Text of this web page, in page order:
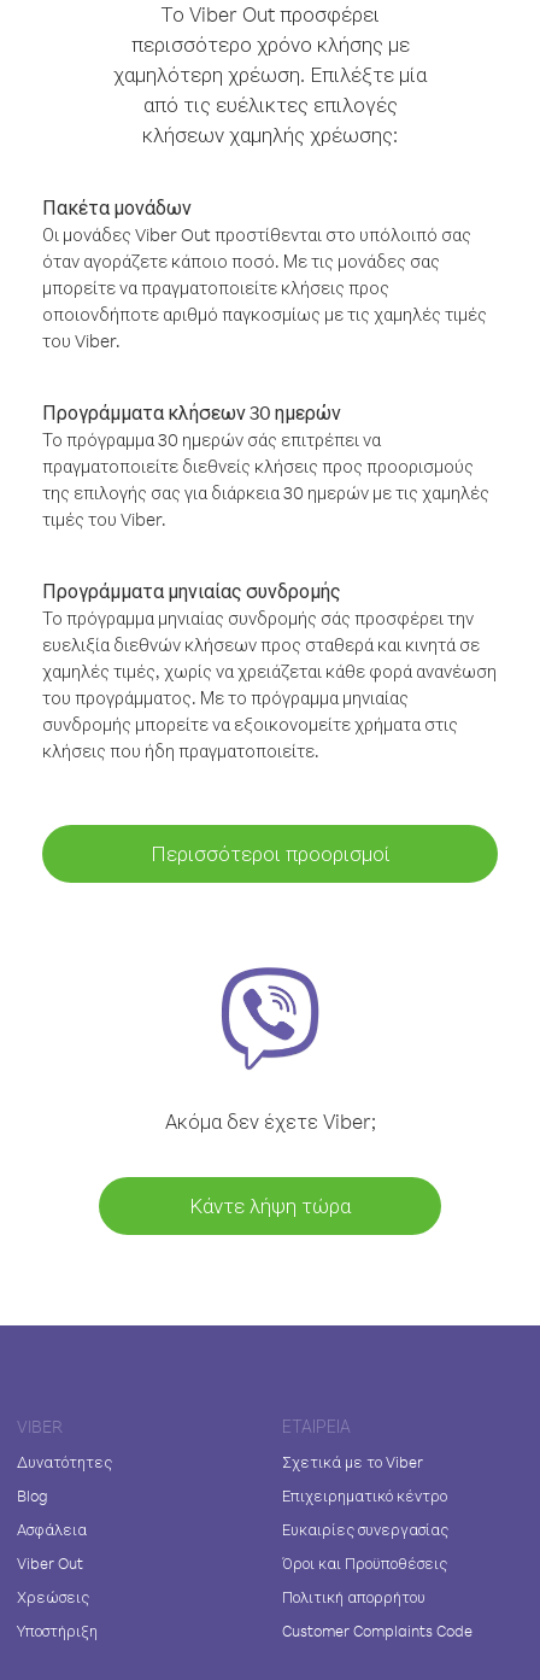
Το Viber Out προσφέρει
περισσότερο χρόνο κλήσης με
χαμηλότερη χρέωση. Επιλέξτε μία
από τις ευέλικτες επιλογές
κλήσεων χαμηλής χρέωσης:
Πακέτα μονάδων
Οι μονάδες Viber Out προστίθενται στο υπόλοιπό σας
όταν αγοράζετε κάποιο ποσό. Με τις μονάδες σας
μπορείτε να πραγματοποιείτε κλήσεις προς
οποιονδήποτε αριθμό παγκοσμίως με τις χαμηλές τιμές
του Viber.
Προγράμματα κλήσεων 30 ημερών
Το πρόγραμμα 30 ημερών σάς επιτρέπει να
πραγματοποιείτε διεθνείς κλήσεις προς προορισμούς
της επιλογής σας για διάρκεια 30 ημερών με τις χαμηλές
τιμές του Viber.
Προγράμματα μηνιαίας συνδρομής
Το πρόγραμμα μηνιαίας συνδρομής σάς προσφέρει την
ευελιξία διεθνών κλήσεων προς σταθερά και κινητά σε
χαμηλές τιμές, χωρίς να χρειάζεται κάθε φορά ανανέωση
του προγράμματος. Με το πρόγραμμα μηνιαίας
συνδρομής μπορείτε να εξοικονομείτε χρήματα στις
κλήσεις που ήδη πραγματοποιείτε.
Περισσότεροι προορισμοί
Ακόμα δεν έχετε Viber;
Κάντε λήψη τώρα
VIBER
Δυνατότητες
Blog
Ασφάλεια
Viber Out
Χρεώσεις
Υποστήριξη
ΕΤΑΙΡΕΊΑ
Σχετικά με το Viber
Επιχειρηματικό κέντρο
Ευκαιρίες συνεργασίας
Όροι και Προϋποθέσεις
Πολιτική απορρήτου
Customer Complaints Code